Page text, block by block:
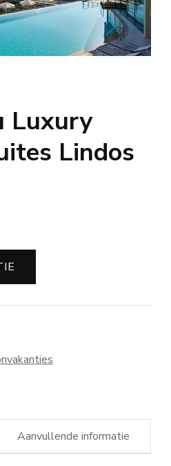
Luxury
Lindos
Aanvullende informatie